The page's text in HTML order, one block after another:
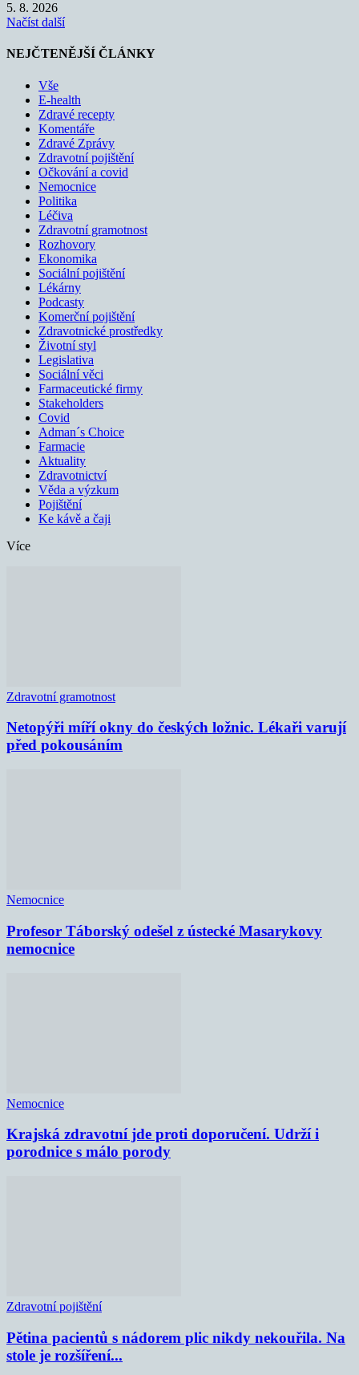
5. 8. 2026
Načíst další
NEJČTENĚJŠÍ ČLÁNKY
Vše
E-health
Zdravé recepty
Komentáře
Zdravé Zprávy
Zdravotní pojištění
Očkování a covid
Nemocnice
Politika
Léčiva
Zdravotní gramotnost
Rozhovory
Ekonomika
Sociální pojištění
Lékárny
Podcasty
Komerční pojištění
Zdravotnické prostředky
Životní styl
Legislativa
Sociální věci
Farmaceutické firmy
Stakeholders
Covid
Adman´s Choice
Farmacie
Aktuality
Zdravotnictví
Věda a výzkum
Pojištění
Ke kávě a čaji
Více
Zdravotní gramotnost
Netopýři míří okny do českých ložnic. Lékaři varují
před pokousáním
Nemocnice
Profesor Táborský odešel z ústecké Masarykovy
nemocnice
Nemocnice
Krajská zdravotní jde proti doporučení. Udrží i
porodnice s málo porody
Zdravotní pojištění
Pětina pacientů s nádorem plic nikdy nekouřila. Na
stole je rozšíření...